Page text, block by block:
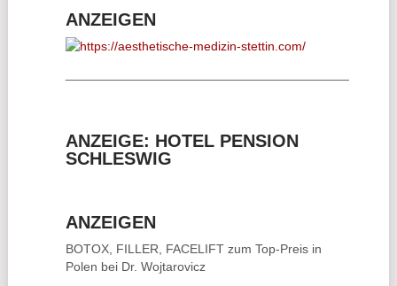
ANZEIGEN
ANZEIGE: HOTEL PENSION
SCHLESWIG
ANZEIGEN
BOTOX, FILLER, FACELIFTzum Top-Preis in
Polen bei Dr. Wojtarovicz